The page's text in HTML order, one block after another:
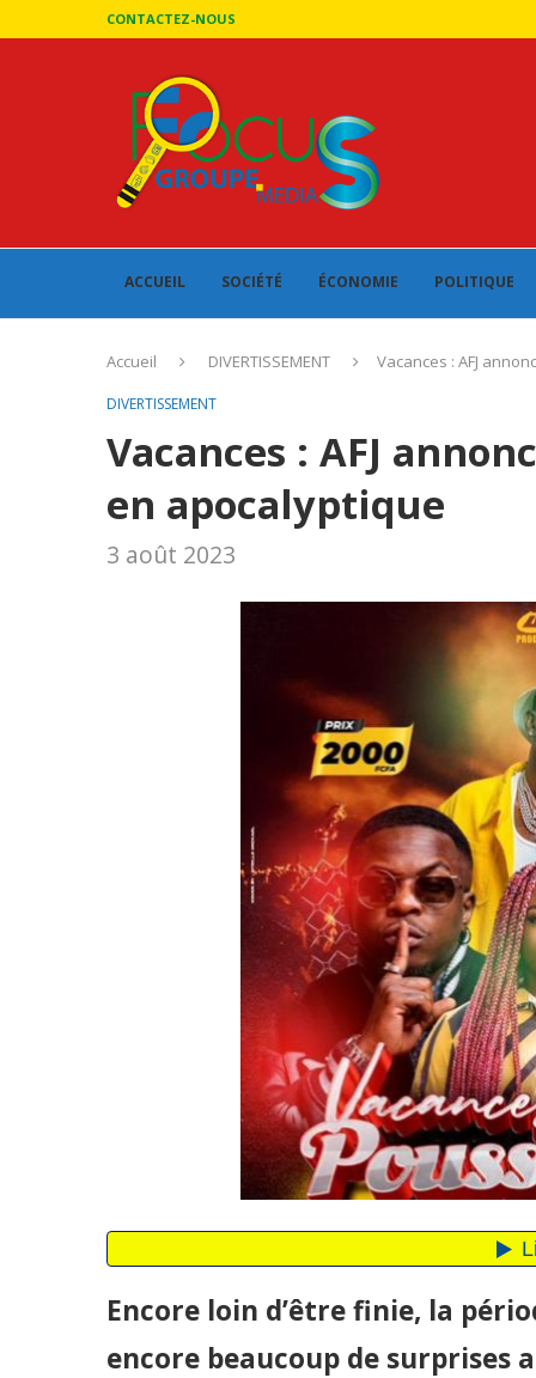
CONTACTEZ-NOUS
ACCUEIL SOCIÉTÉ ÉCONOMIE POLITIQUE
Accueil DIVERTISSEMENT Vacances : AFJ
DIVERTISSEMENT
Vacances : AFJ
en apocalyptique
3 août 2023
Encore loin d’être finie, la
encore beaucoup de surprises